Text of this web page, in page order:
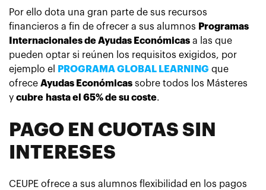
Por ello dota una gran parte de sus recursos
financieros a fin de ofrecer a sus alumnos Programas
Internacionales de Ayudas Económicas a las que
pueden optar si reúnen los requisitos exigidos, por
ejemplo el
PROGRAMA GLOBAL LEARNING que
ofrece Ayudas Económicas sobre todos los Másteres
y cubre hasta el 65% de su coste.
PAGO EN CUOTAS SIN
INTERESES
CEUPE ofrece a sus alumnos flexibilidad en los pagos